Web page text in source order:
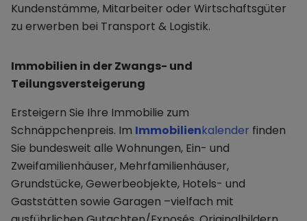
Kundenstämme, Mitarbeiter oder Wirtschaftsgüter
zu erwerben bei Transport & Logistik.
Immobilien in der Zwangs- und
Teilungsversteigerung
Ersteigern Sie Ihre Immobilie zum
Schnäppchenpreis. Im Immobilienkalender finden
Sie bundesweit alle Wohnungen, Ein- und
Zweifamilienhäuser, Mehrfamilienhäuser,
Grundstücke, Gewerbeobjekte, Hotels- und
Gaststätten sowie Garagen –vielfach mit